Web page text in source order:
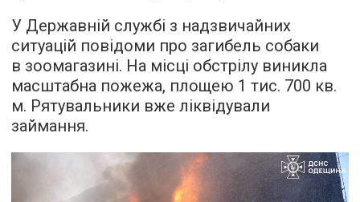
У Державній службі з надзвичайних
ситуацій повідоми про загибель собаки
в зоомагазині. На місці обстрілу виникла
масштабна пожежа, площею 1 тис. 700 кв.
м. Рятувальники вже ліквідували
займання.